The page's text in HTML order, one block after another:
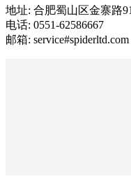
地址: 合肥蜀山区金寨路
电话: 0551-62586667
邮箱: